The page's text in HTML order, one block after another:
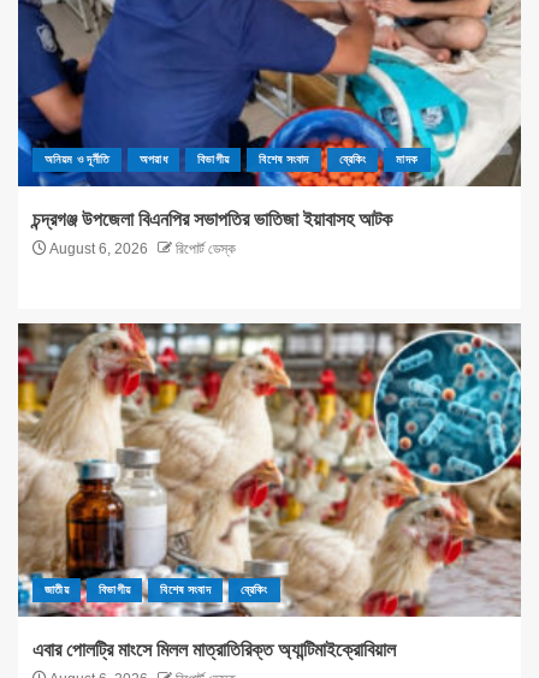
অনিয়ম ও দূর্নীতি অপরাধ বিভাগীয় বিশেষ সংবাদ ব্রেকিং মাদক
চন্দ্রগঞ্জ উপজেলা বিএনপির সভাপতির ভাতিজা ইয়াবাসহ আটক
August 6, 2026 রিপোর্ট ডেস্ক
জাতীয় বিভাগীয় বিশেষ সংবাদ ব্রেকিং
এবার পোলট্রি মাংসে মিলল মাত্রাতিরিক্ত অ্যান্টিমাইক্রোবিয়াল